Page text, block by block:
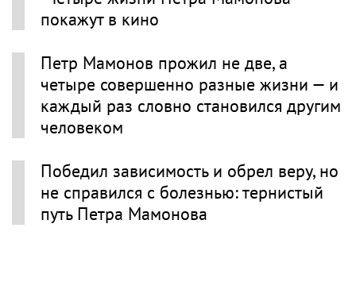
покажут в кино
Петр Мамонов прожил не две, а
четыре совершенно разные жизни — и
каждый раз словно становился другим
человеком
Победил зависимость и обрел веру, но
не справился с болезнью: тернистый
путь Петра Мамонова